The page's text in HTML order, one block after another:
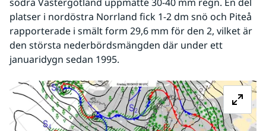
platser i nordöstra Norrland fick 1-2 dm snö och Piteå
rapporterade i smält form 29,6 mm för den 2, vilket är
den största nederbördsmängden där under ett
januaridygn sedan 1995.